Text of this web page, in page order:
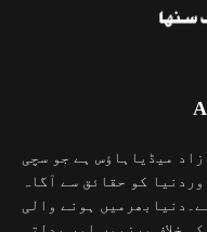
میڈیاہاؤس ہے جو سچی
کو حقائق سے آگاہ
ہونے والی